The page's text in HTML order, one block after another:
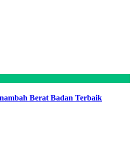
Berat Badan Terbaik